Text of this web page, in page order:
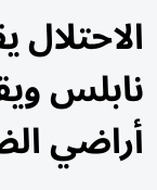
نابلس
أراضي